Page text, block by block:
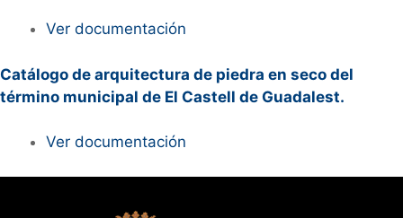
Ver documentación
Catálogo de arquitectura de piedra en seco del
término municipal de El Castell de Guadalest.
Ver documentación